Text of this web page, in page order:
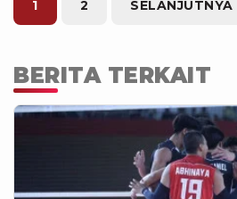
1 2 SELANJUTNYA
BERITA TERKAIT